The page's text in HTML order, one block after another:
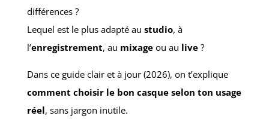
différences ?
Lequel est le plus adapté au studio, à
l’enregistrement, au mixageou au live?
Dans ce guide clair et à jour (2026), on t’explique
comment choisir le bon casque selon ton usage
réel, sans jargon inutile.